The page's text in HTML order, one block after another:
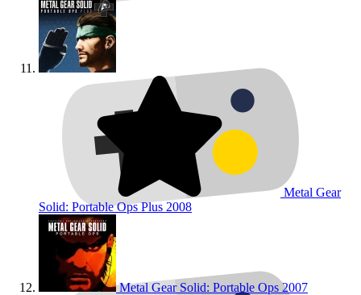
Metal Gear
Solid: Portable Ops Plus 2008
Metal Gear Solid: Portable Ops 2007